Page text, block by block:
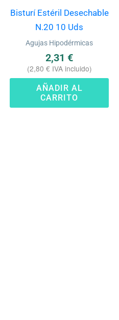
Bisturí Estéril Desechable
N.20 10 Uds
Agujas Hipodérmicas
2,31 €
(2,80 € IVA incluido)
AÑADIR AL
CARRITO